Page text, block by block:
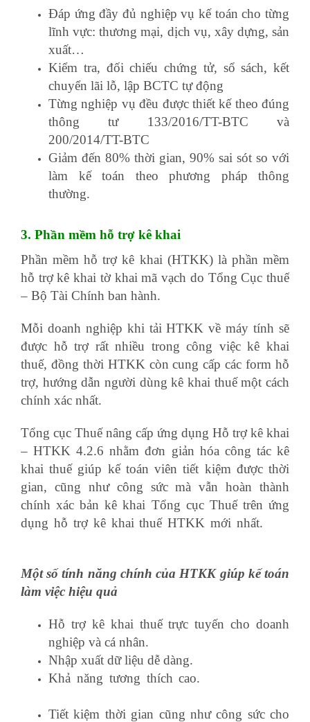
Đáp ứng đầy đủ nghiệp vụ kế toán cho từng
lĩnh vực: thương mại, dịch vụ, xây dựng, sản
xuất…
Kiểm tra, đối chiếu chứng tử, sổ sách, kết
chuyển lãi lỗ, lập BCTC tự động
Từng nghiệp vụ đều được thiết kế theo đúng
thông tư 133/2016/TT-BTC và
200/2014/TT-BTC
Giảm đến 80% thời gian, 90% sai sót so với
làm kế toán theo phương pháp thông
thường.
3. Phần mềm hỗ trợ kê khai
Phần mềm hỗ trợ kê khai (HTKK) là phần mềm
hỗ trợ kê khai tờ khai mã vạch do Tổng Cục thuế
– Bộ Tài Chính ban hành.
Mỗi doanh nghiệp khi tải HTKK về máy tính sẽ
được hỗ trợ rất nhiều trong công việc kê khai
thuế, đồng thời HTKK còn cung cấp các form hỗ
trợ, hướng dẫn người dùng kê khai thuế một cách
chính xác nhất.
Tổng cục Thuế nâng cấp ứng dụng Hỗ trợ kê khai
– HTKK 4.2.6 nhằm đơn giản hóa công tác kê
khai thuế giúp kế toán viên tiết kiệm được thời
gian, cũng như công sức mà vẫn hoàn thành
chính xác bản kê khai Tổng cục Thuế trên ứng
dụng hỗ trợ kê khai thuế HTKK mới nhất.
Một số tính năng chính của HTKK giúp kế toán
làm việc hiệu quả
Hỗ trợ kê khai thuế trực tuyến cho doanh
nghiệp và cá nhân.
Nhập xuất dữ liệu dễ dàng.
Khả năng tương thích cao.
Tiết kiệm thời gian cũng như công sức cho